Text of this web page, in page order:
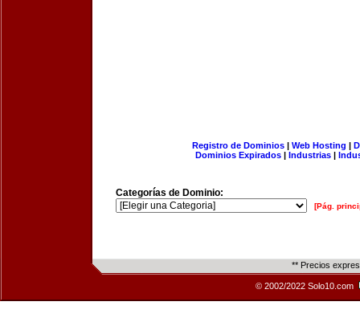
Registro de Dominios| Web Hosting |
Dominios Expirados | Industrias |
Categorías de Dominio:
[Pág.
** Precios
© 2002/2022 Solo10.com